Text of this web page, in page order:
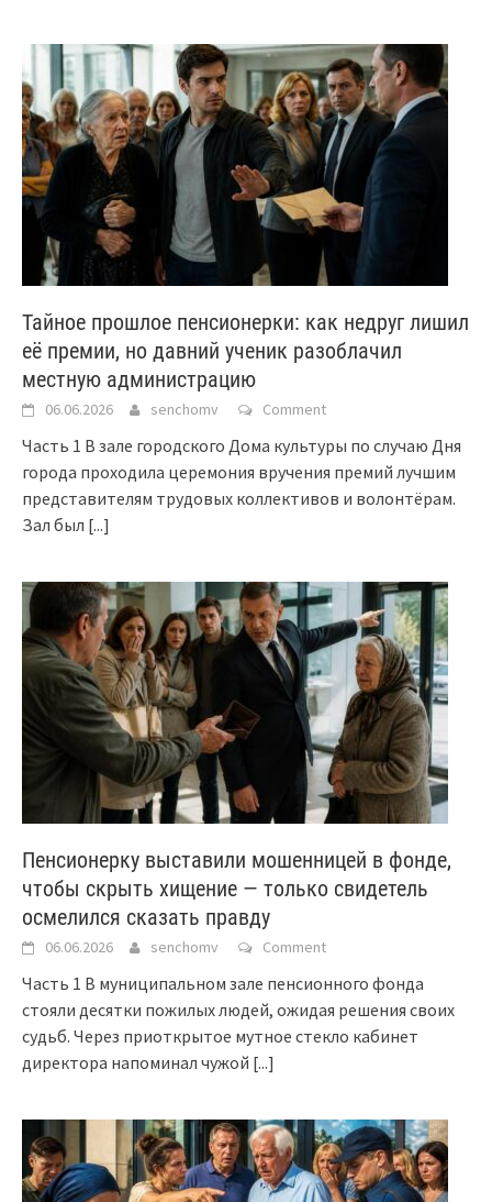
Тайное прошлое пенсионерки: как недруг лишил
её премии, но давний ученик разоблачил
местную администрацию
06.06.2026 senchomv Comment
Часть 1 В зале городского Дома культуры по случаю Дня
города проходила церемония вручения премий лучшим
представителям трудовых коллективов и волонтёрам.
Зал был [...]
Пенсионерку выставили мошенницей в фонде,
чтобы скрыть хищение — только свидетель
осмелился сказать правду
06.06.2026 senchomv Comment
Часть 1 В муниципальном зале пенсионного фонда
стояли десятки пожилых людей, ожидая решения своих
судьб. Через приоткрытое мутное стекло кабинет
директора напоминал чужой [...]